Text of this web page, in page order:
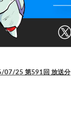
07/25 第591回 放送分